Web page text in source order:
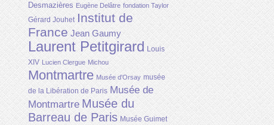
Desmazières Eugène Delâtre fondation Taylor
Gérard Jouhet Institut de
France Jean Gaumy
Laurent Petitgirard Louis
XIV Lucien Clergue Michou
Montmartre Musée d'Orsay musée
de la Libération de Paris Musée de
Montmartre Musée du
Barreau de Paris Musée Guimet